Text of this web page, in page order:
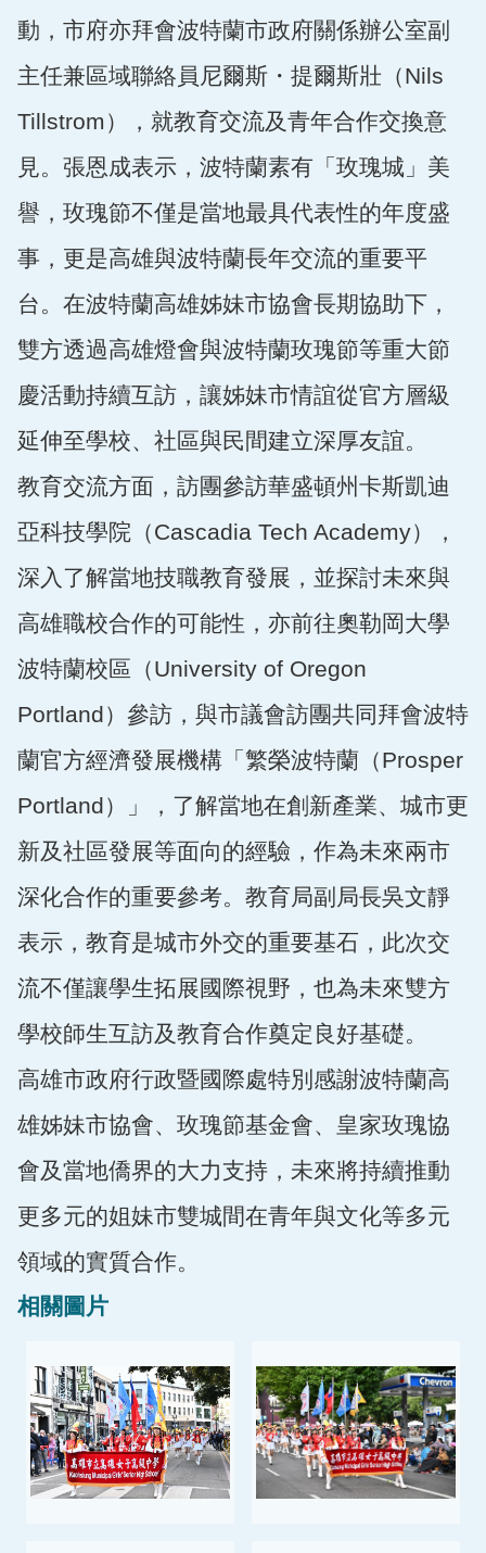
動，市府亦拜會波特蘭市政府關係辦公室副
主任兼區域聯絡員尼爾斯・提爾斯壯（Nils
Tillstrom），就教育交流及青年合作交換意
見。張恩成表示，波特蘭素有「玫瑰城」美
譽，玫瑰節不僅是當地最具代表性的年度盛
事，更是高雄與波特蘭長年交流的重要平
台。在波特蘭高雄姊妹市協會長期協助下，
雙方透過高雄燈會與波特蘭玫瑰節等重大節
慶活動持續互訪，讓姊妹市情誼從官方層級
延伸至學校、社區與民間建立深厚友誼。
教育交流方面，訪團參訪華盛頓州卡斯凱迪
亞科技學院（Cascadia Tech Academy），
深入了解當地技職教育發展，並探討未來與
高雄職校合作的可能性，亦前往奧勒岡大學
波特蘭校區（University of Oregon
Portland）參訪，與市議會訪團共同拜會波特
蘭官方經濟發展機構「繁榮波特蘭（Prosper
Portland）」，了解當地在創新產業、城市更
新及社區發展等面向的經驗，作為未來兩市
深化合作的重要參考。教育局副局長吳文靜
表示，教育是城市外交的重要基石，此次交
流不僅讓學生拓展國際視野，也為未來雙方
學校師生互訪及教育合作奠定良好基礎。
高雄市政府行政暨國際處特別感謝波特蘭高
雄姊妹市協會、玫瑰節基金會、皇家玫瑰協
會及當地僑界的大力支持，未來將持續推動
更多元的姐妹市雙城間在青年與文化等多元
領域的實質合作。
相關圖片